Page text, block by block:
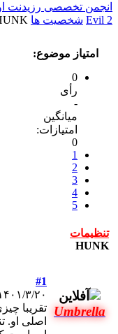
انجمن تخصصی رزیدنت
Evil 2 شخصيت ها
امتیاز موضوع:
0
رأی
-
میانگین
امتیازات:
0
1
2
3
4
5
تنظیمات
HUNK
Umbrella
#1
۱۴۰۱/۳/۲۰، ۰۹:۴۶
تقریبا
اصلی او.